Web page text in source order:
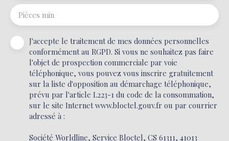
Pièces min
J'accepte le traitement de mes données personnelles
conformément au RGPD. Si vous ne souhaitez pas faire
l'objet de prospection commerciale par voie
téléphonique, vous pouvez vous inscrire gratuitement
sur la liste d'opposition au démarchage téléphonique,
prévu par l'article L223-1 du code de la consommation,
sur le site Internet www.bloctel.gouv.fr ou par courrier
adressé à :
Société Worldline, Service Bloctel, CS 61311, 41013